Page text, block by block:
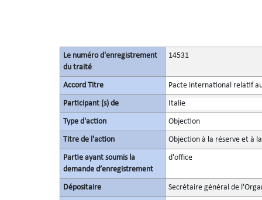
Le numéro d'enregistrement
du traité
14531
Accord Titre Pacte international relatif
Participant (s) de Italie
Type d'action Objection
Titre de l'action Objection à la réserve et à
Partie ayant soumis la
demande d’enregistrement
d'office
Dépositaire Secrétaire général de